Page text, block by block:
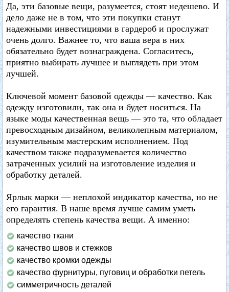
Да, эти базовые вещи, разумеется, стоят недешево. И
дело даже не в том, что эти покупки станут
надежными инвестициями в гардероб и прослужат
очень долго. Важнее то, что ваша вера в них
обязательно будет вознаграждена. Согласитесь,
приятно выбирать лучшее и выглядеть при этом
лучшей.
Ключевой момент базовой одежды — качество. Как
одежду изготовили, так она и будет носиться. На
языке моды качественная вещь — это та, что обладает
превосходным дизайном, великолепным материалом,
изумительным мастерским исполнением. Под
качеством также подразумевается количество
затраченных усилий на изготовление изделия и
обработку деталей.
Ярлык марки — неплохой индикатор качества, но не
его гарантия. В наше время лучше самим уметь
определять степень качества вещи. А именно:
качество ткани
качество швов и стежков
качество кромки одежды
качество фурнитуры, пуговиц и обработки петель
симметричность деталей